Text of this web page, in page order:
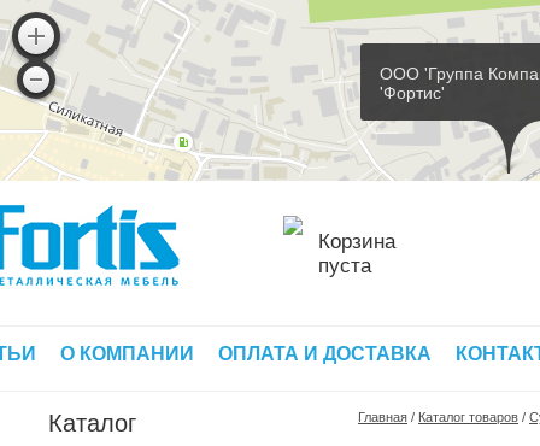
ООО 'Группа
'Фортис'
Корзина
пуста
О КОМПАНИИ ОПЛАТА И ДОСТАВКА
Каталог Главная / Каталог товаров /